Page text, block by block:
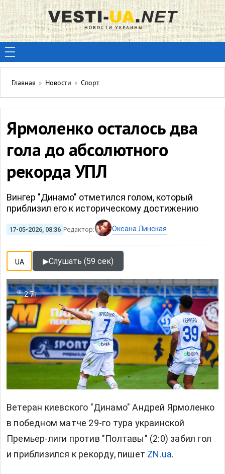
Главная » Новости » Спорт
Ярмоленко осталось два
гола до абсолютного
рекорда УПЛ
Вингер "Динамо" отметился голом, который
приблизил его к историческому достижению
17-05-2026, 08:36 Редактор: Оксана Линская
UA ▶Слушать (59 сек)
2.7т
Ветеран киевского "Динамо" Андрей Ярмоленко
в победном матче 29-го тура украинской
Премьер-лиги против "Полтавы" (2:0) забил гол
и приблизился к рекорду, пишет ZN.ua.